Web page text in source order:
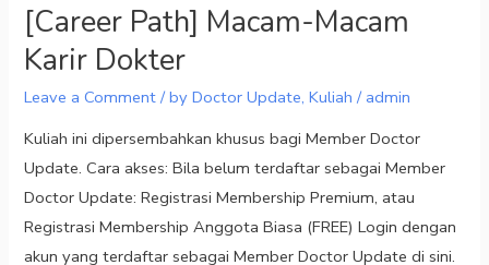
[Career Path] Macam-Macam
Karir Dokter
Leave a Comment /by Doctor Update,Kuliah / admin
Kuliah ini dipersembahkan khusus bagi Member Doctor
Update. Cara akses: Bila belum terdaftar sebagai Member
Doctor Update: Registrasi Membership Premium, atau
Registrasi Membership Anggota Biasa (FREE) Login dengan
akun yang terdaftar sebagai Member Doctor Update di sini.
Macam-
Macam